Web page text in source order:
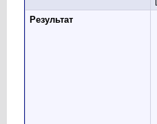
Результат